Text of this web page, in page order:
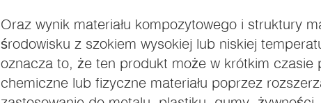
Oraz wynik materiału kompozytowego i struktury
środowisku z szokiem wysokiej lub niskiej
oznacza to, że ten produkt może w krótkim czasie
chemiczne lub fizyczne materiału poprzez